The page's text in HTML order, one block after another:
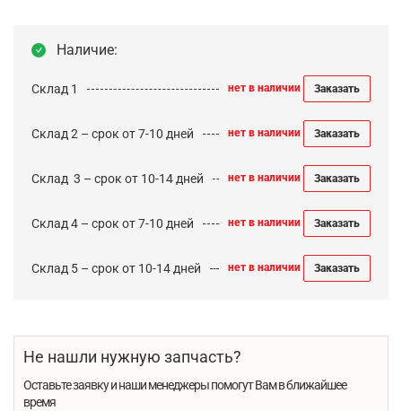
Наличие:
Склад 1 нет в наличии Заказать
Склад 2 – срок от 7-10 дней нет в наличии Заказать
Cклад 3 – срок от 10-14 дней нет в наличии Заказать
Склад 4 – срок от 7-10 дней нет в наличии Заказать
Склад 5 – срок от 10-14 дней нет в наличии Заказать
Не нашли нужную запчасть?
Оставьте заявку и наши менеджеры помогут Вам в ближайшее
время